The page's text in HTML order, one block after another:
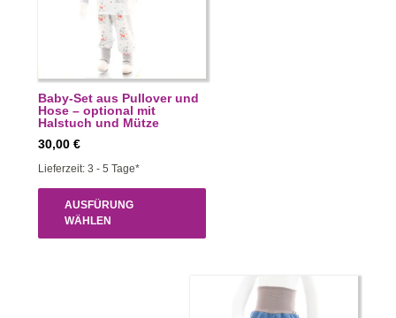
Baby-Set aus Pullover und
Hose – optional mit
Halstuch und Mütze
30,00 €
Lieferzeit: 3 - 5 Tage*
AUSFÜRUNG
WÄHLEN